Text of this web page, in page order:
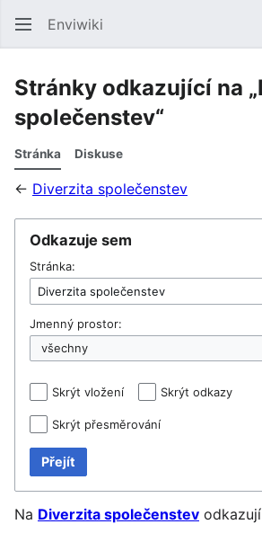
Enviwiki
Stránky odkazující na
společenstev“
Stránka Diskuse
← Diverzita společenstev
Odkazuje sem
Stránka:
Jmenný prostor:
Skrýt vložení Skrýt odkazy
Skrýt přesměrování
Přejít
Na Diverzita společenstev